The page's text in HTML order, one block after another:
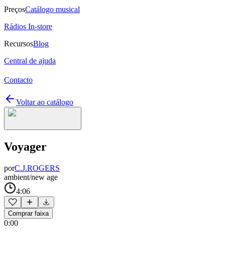
PreçosCatálogo musical
Rádios In-store
RecursosBlog
Central de ajuda
Contacto
Voltar ao catálogo
Voyager
porC.J.ROGERS
ambient/new age
4:06
Comprar faixa
0:00